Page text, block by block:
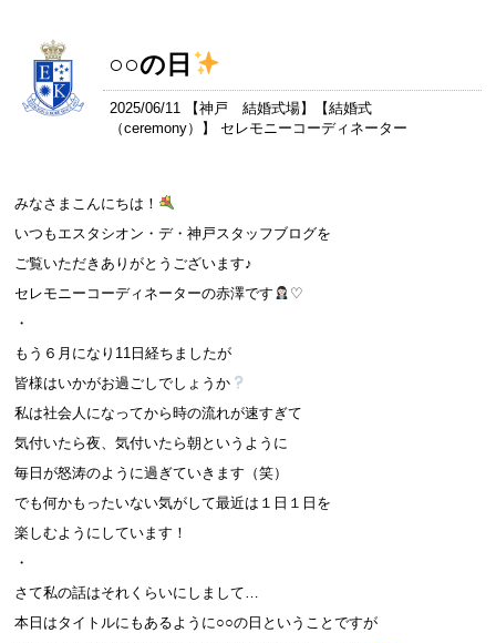
○○の日
2025/06/11 【神戸 結婚式場】【結婚式
（ceremony）
】 セレモニーコーディネーター
みなさまこんにちは！
いつもエスタシオン・デ・神戸スタッフブログを
ご覧いただきありがとうございます♪
セレモニーコーディネーターの赤澤です
♡
・
もう６月になり11日経ちましたが
皆様はいかがお過ごしでしょうか
私は社会人になってから時の流れが速すぎて
気付いたら夜、気付いたら朝というように
毎日が怒涛のように過ぎていきます（笑）
でも何かもったいない気がして最近は１日１日を
楽しむようにしています！
・
さて私の話はそれくらいにしまして…
本日はタイトルにもあるように○○の日ということですが